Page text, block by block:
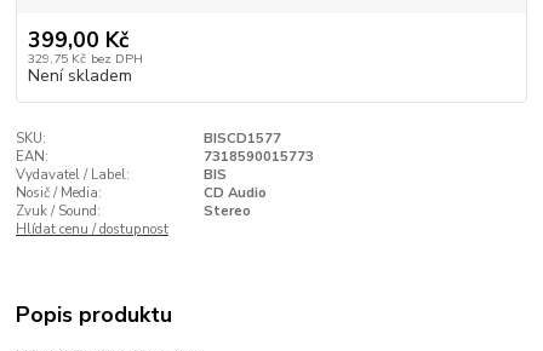
399,00 Kč
329,75 Kč bez DPH
Není skladem
SKU:
BISCD1577
EAN:
7318590015773
Vydavatel / Label:
BIS
Nosič / Media:
CD Audio
Zvuk / Sound:
Stereo
Hlídat cenu / dostupnost
Popis produktu